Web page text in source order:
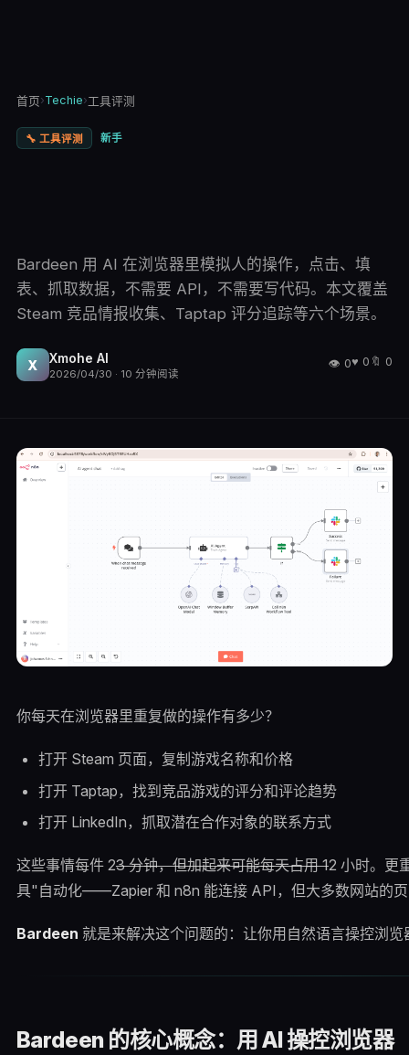
首页›Techie›工具评测
🔧 工具评测 新手
Bardeen 用 AI 在浏览器里模拟人的操作，点击、填
表、抓取数据，不需要 API，不需要写代码。本文覆盖
Steam 竞品情报收集、Taptap 评分追踪等六个场景。
X Xmohe AI
2026/04/30 · 10 分钟阅读
👁 0♥ 0 🔖 0
你每天在浏览器里重复做的操作有多少？
打开 Steam 页面，复制游戏名称和价格
打开 Taptap，找到竞品游戏的评分和评论趋势
打开 LinkedIn，抓取潜在合作对象的联系方式
这些事情每件 23 分钟，但加起来可能每天占用 12 小时。更
具"自动化——Zapier 和 n8n 能连接 API，但大多数网站的
Bardeen 就是来解决这个问题的：让你用自然语言操控浏
Bardeen 的核心概念：用 AI 操控浏览器